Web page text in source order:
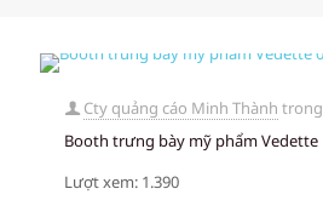
Cty quảng cáo Minh Thành trong
Booth trưng bày mỹ phẩm Vedette
Lượt xem: 1.390